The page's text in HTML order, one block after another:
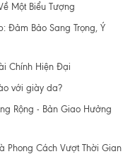
Một Biểu Tượng
Đảm Bảo Sang Trọng, Ý
Chính Hiện Đại
với giày da?
Rộng - Bản Giao Hưởng
Phong Cách Vượt Thời Gian